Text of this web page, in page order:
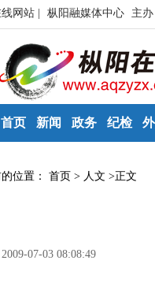
网站 | 枞阳融媒体中心 主办
首页 新闻 政务 纪检
位置： 首页 > 人文 >正文
07-03 08:08:49